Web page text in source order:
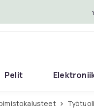
Pelit
Työtuoli